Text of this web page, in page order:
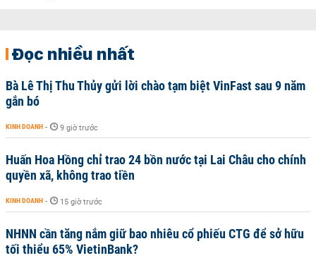
Đọc nhiều nhất
Bà Lê Thị Thu Thủy gửi lời chào tạm biệt VinFast sau 9 năm
gắn bó
KINH DOANH - 9 giờ trước
Huấn Hoa Hồng chỉ trao 24 bồn nước tại Lai Châu cho chính
quyền xã, không trao tiền
KINH DOANH - 15 giờ trước
NHNN cần tăng nắm giữ bao nhiêu cổ phiếu CTG để sở hữu
tối thiểu 65% VietinBank?